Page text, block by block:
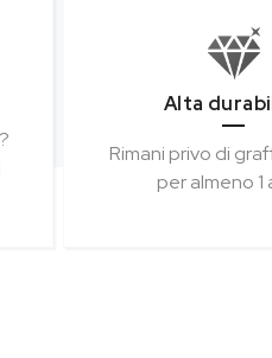
Alta
Rimani privo di
per almeno 1